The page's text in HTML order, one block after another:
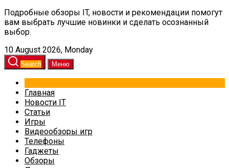
Подробные обзоры IT, новости и рекомендации помогут
вам выбрать лучшие новинки и сделать осознанный
выбор.
10 August 2026, Monday
Search Меню
Главная
Новости IT
Статьи
Игры
Видеообзоры игр
Телефоны
Гаджеты
Обзоры